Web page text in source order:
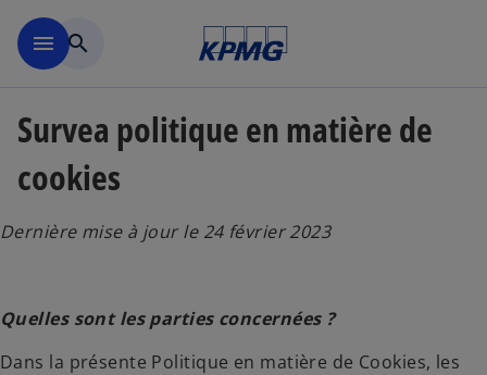
menu search
Survea politique en matière de
cookies
Dernière mise à jour le 24 février 2023
Quelles sont les parties concernées ?
Dans la présente Politique en matière de Cookies, les